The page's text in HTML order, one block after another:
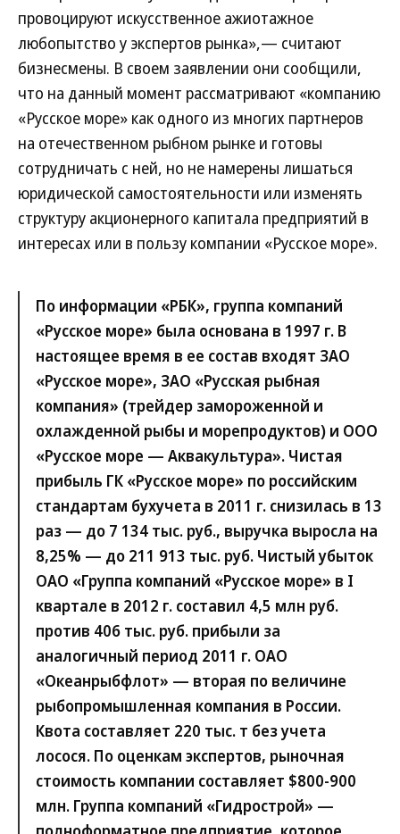
провоцируют искусственное ажиотажное
любопытство у экспертов рынка»,— считают
бизнесмены. В своем заявлении они сообщили,
что на данный момент рассматривают «компанию
«Русское море» как одного из многих партнеров
на отечественном рыбном рынке и готовы
сотрудничать с ней, но не намерены лишаться
юридической самостоятельности или изменять
структуру акционерного капитала предприятий в
интересах или в пользу компании «Русское море».
По информации «РБК», группа компаний
«Русское море» была основана в 1997 г. В
настоящее время в ее состав входят ЗАО
«Русское море», ЗАО «Русская рыбная
компания» (трейдер замороженной и
охлажденной рыбы и морепродуктов) и ООО
«Русское море — Аквакультура». Чистая
прибыль ГК «Русское море» по российским
стандартам бухучета в 2011 г. снизилась в 13
раз — до 7 134 тыс. руб., выручка выросла на
8,25% — до 211 913 тыс. руб. Чистый убыток
ОАО «Группа компаний «Русское море» в I
квартале в 2012 г. составил 4,5 млн руб.
против 406 тыс. руб. прибыли за
аналогичный период 2011 г. ОАО
«Океанрыбфлот» — вторая по величине
рыбопромышленная компания в России.
Квота составляет 220 тыс. т без учета
лосося. По оценкам экспертов, рыночная
стоимость компании составляет $800-900
млн. Группа компаний «Гидрострой» —